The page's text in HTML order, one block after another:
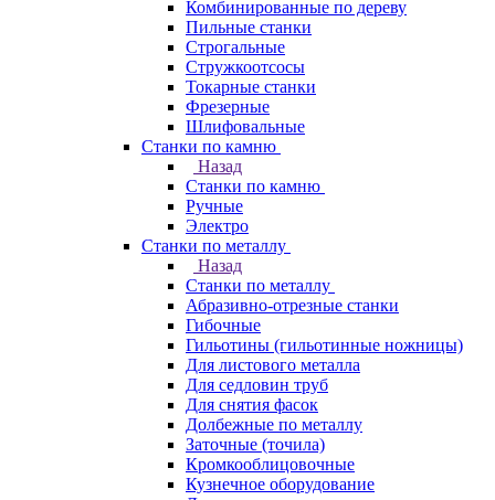
Комбинированные по дереву
Пильные станки
Строгальные
Стружкоотсосы
Токарные станки
Фрезерные
Шлифовальные
Станки по камню
Назад
Станки по камню
Ручные
Электро
Станки по металлу
Назад
Станки по металлу
Абразивно-отрезные станки
Гибочные
Гильотины (гильотинные ножницы)
Для листового металла
Для седловин труб
Для снятия фасок
Долбежные по металлу
Заточные (точила)
Кромкооблицовочные
Кузнечное оборудование